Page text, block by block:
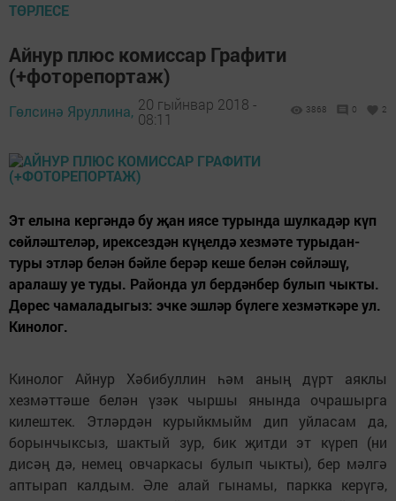
ТӨРЛЕСЕ
Айнур плюс комиссар Графити
(+фоторепортаж)
Гөлсинә Яруллина, 20 гыйнвар 2018 -
08:11
3868 0 2
Эт елына кергәндә бу җан иясе турында шулкадәр күп
сөйләштеләр, ирексездән күңелдә хезмәте турыдан-
туры этләр белән бәйле берәр кеше белән сөйләшү,
аралашу уе туды. Районда ул бердәнбер булып чыкты.
Дөрес чамаладыгыз: эчке эшләр бүлеге хезмәткәре ул.
Кинолог.
Кинолог Айнур Хәбибуллин һәм аның дүрт аяклы
хезмәттәше белән үзәк чыршы янында очрашырга
килештек. Этләрдән курыйкмыйм дип уйласам да,
борынчыксыз, шактый зур, бик җитди эт күреп (ни
дисәң дә, немец овчаркасы булып чыкты), бер мәлгә
аптырап калдым. Әле алай гынамы, паркка керүгә,